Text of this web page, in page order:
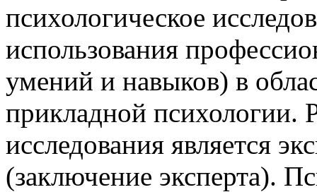
психологическое
использования
умений и навыков) в
прикладной психологии.
исследования является
(заключение эксперта).